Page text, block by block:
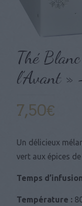
Thé
l’Avant »
7,50€
Un délicieux
vert aux épices
Temps
Température :